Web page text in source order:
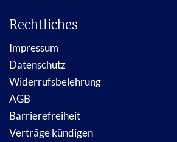
Rechtliches
Impressum
Datenschutz
Widerrufsbelehrung
AGB
Barrierefreiheit
Verträge kündigen